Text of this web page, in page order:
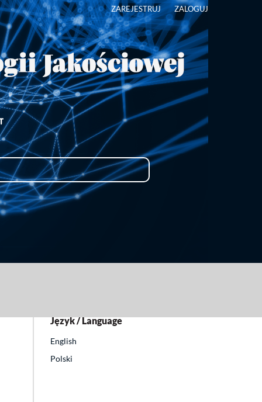
ZAREJESTRUJ ZALOGUJ
Język / Language
English
Polski